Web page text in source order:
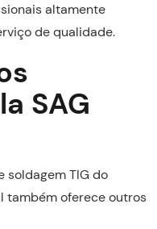
altamente
de qualidade.
SAG
soldagem TIG do
também oferece outros